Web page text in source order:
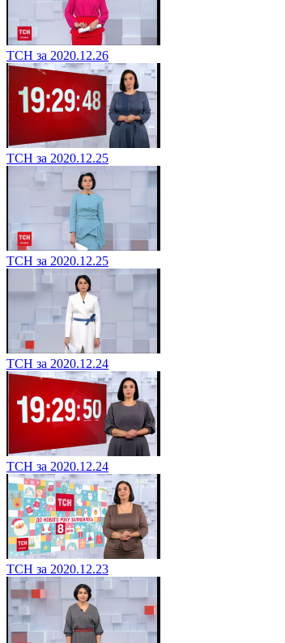
ТСН за 2020.12.26
ТСН за 2020.12.25
ТСН за 2020.12.25
ТСН за 2020.12.24
ТСН за 2020.12.24
ТСН за 2020.12.23